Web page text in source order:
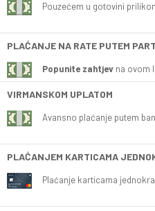
Pouzećem u gotovini
PLAĆANJE NA RATE PUTEM
Popunite zahtjev na ovom
VIRMANSKOM UPLATOM
Avansno plaćanje putem
PLAĆANJEM KARTICAMA
Plaćanje karticama